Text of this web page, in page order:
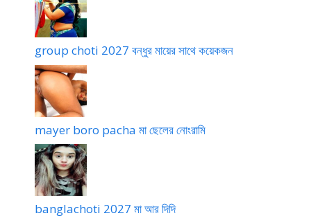
group choti 2027 বন্ধুর মায়ের সাথে কয়েকজন
mayer boro pacha মা ছেলের নোংরামি
banglachoti 2027 মা আর দিদি